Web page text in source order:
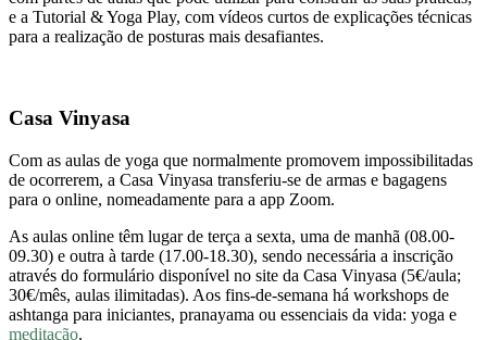
e a Tutorial & Yoga Play, com vídeos curtos de explicações técnicas
para a realização de posturas mais desafiantes.
Casa Vinyasa
Com as aulas de yoga que normalmente promovem impossibilitadas
de ocorrerem, a Casa Vinyasa transferiu-se de armas e bagagens
para o online, nomeadamente para a app Zoom.
As aulas online têm lugar de terça a sexta, uma de manhã (08.00-
09.30) e outra à tarde (17.00-18.30), sendo necessária a inscrição
através do formulário disponível no site da Casa Vinyasa (5€/aula;
30€/mês, aulas ilimitadas). Aos fins-de-semana há workshops de
ashtanga para iniciantes, pranayama ou essenciais da vida: yoga e
meditação.